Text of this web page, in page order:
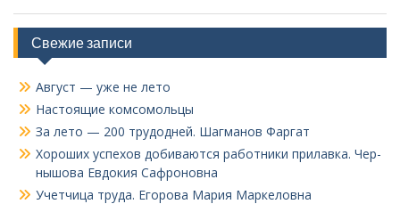
Свежие записи
Август — уже не лето
Настоящие комсомольцы
За лето — 200 трудодней. Шагманов Фаргат
Хороших успехов добиваются работники прилавка. Чер­
нышова Евдокия Сафроновна
Учетчица труда. Его­рова Мария Маркеловна